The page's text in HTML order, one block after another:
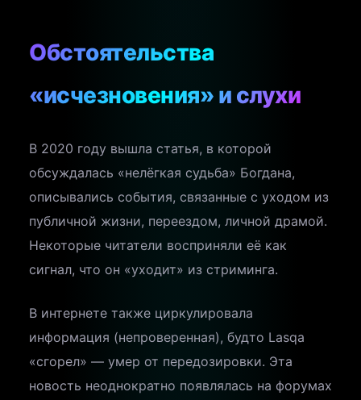
Обстоятельства
«исчезновения» и слухи
В 2020 году вышла статья, в которой
обсуждалась «нелёгкая судьба» Богдана,
описывались события, связанные с уходом из
публичной жизни, переездом, личной драмой.
Некоторые читатели восприняли её как
сигнал, что он «уходит» из стриминга.
В интернете также циркулировала
информация (непроверенная), будто Lasqa
«сгорел» — умер от передозировки. Эта
новость неоднократно появлялась на форумах